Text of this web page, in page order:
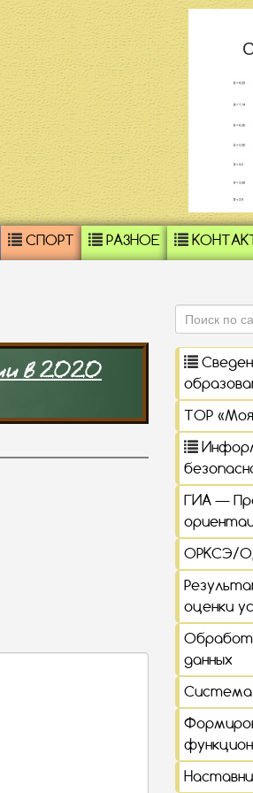
СПОРТ РАЗНОЕ
ТОР
ГИА —
ОРКСЭ/
оценки
данных
Система
в 2020